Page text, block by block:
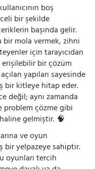
boş
bir şekilde
başında gelir.
bir mola vermek, zihni
için tarayıcıdan
bir çözüm
yapıları sayesinde
bir kitleye hitap eder.
değil; aynı zamanda
çözme gibi
gelmiştir. 🧠
ve oyun
bir yelpazeye sahiptir.
oyunları tercih